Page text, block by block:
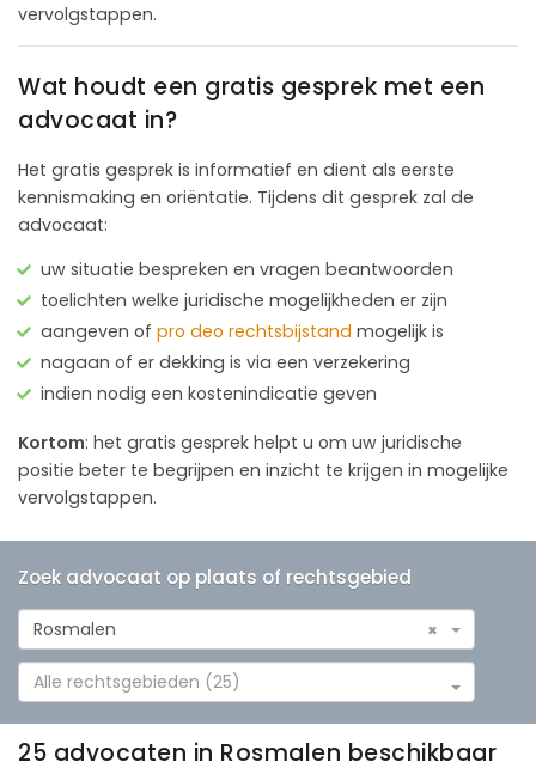
vervolgstappen.
Wat houdt een gratis gesprek met een
advocaat in?
Het gratis gesprek is informatief en dient als eerste
kennismaking en oriëntatie. Tijdens dit gesprek zal de
advocaat:
uw situatie bespreken en vragen beantwoorden
toelichten welke juridische mogelijkheden er zijn
aangeven of pro deo rechtsbijstand mogelijk is
nagaan of er dekking is via een verzekering
indien nodig een kostenindicatie geven
Kortom: het gratis gesprek helpt u om uw juridische
positie beter te begrijpen en inzicht te krijgen in mogelijke
vervolgstappen.
Zoek advocaat op plaats of rechtsgebied
×
Rosmalen
Alle rechtsgebieden (25)
25 advocaten in Rosmalen beschikbaar